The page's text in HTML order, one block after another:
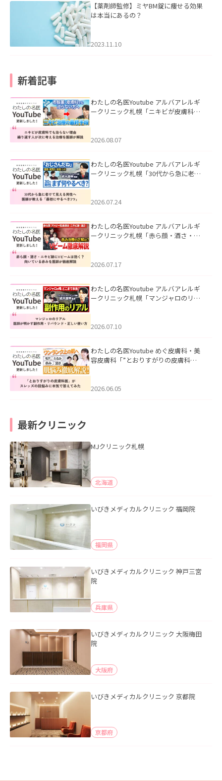
【薬剤師監修】ミヤBM錠に痩せる効果
は本当にあるの？
2023.11.10
新着記事
わたしの名医Youtube アルバアレルギ
ークリニック札幌「ニキビが皮膚科で
ました。
2026.08.07
わたしの名医Youtube アルバアレルギ
ークリニック札幌「30代から急に老け
た。
2026.07.24
わたしの名医Youtube アルバアレルギ
ークリニック札幌「赤ら顔・酒さ・ニ
した。
2026.07.17
わたしの名医Youtube アルバアレルギ
ークリニック札幌「マンジャロのリア
た。
2026.07.10
わたしの名医Youtube めぐ皮膚科・美
容皮膚科「”とおりすがりの皮膚科
2026.06.05
最新クリニック
MJクリニック札幌
北海道
いびきメディカルクリニック 福岡院
福岡県
いびきメディカルクリニック 神戸三宮
院
兵庫県
いびきメディカルクリニック 大阪梅田
院
大阪府
いびきメディカルクリニック 京都院
京都府